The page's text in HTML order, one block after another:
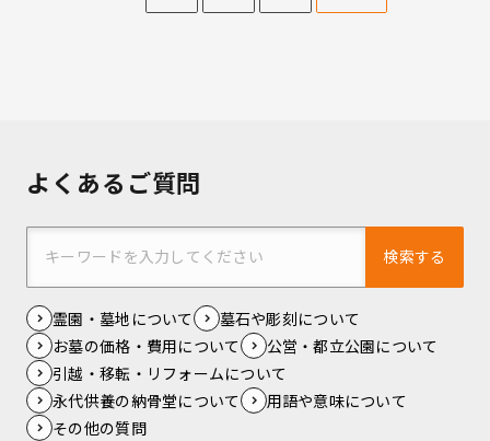
よくあるご質問
検索する
霊園・墓地について
墓石や彫刻について
お墓の価格・費用について
公営・都立公園について
引越・移転・リフォームについて
永代供養の納骨堂について
用語や意味について
その他の質問